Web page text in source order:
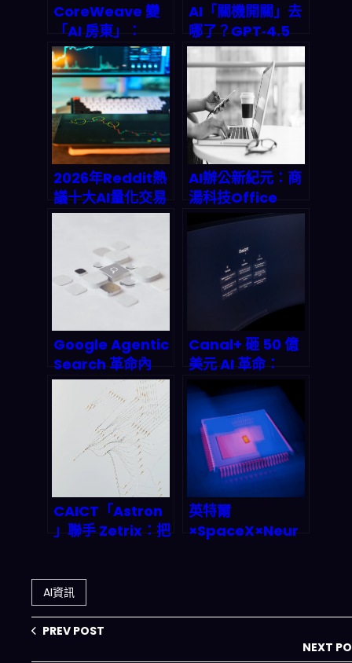
CoreWeave 變
「AI 房東」：
Meta、
Anthropic 的
GPU 住房合同，
2026 之後為什麼
你要重新看待 AI
基礎建設
AI「關機開關」去
哪了？GPT‑4.5
等 LLM 部署後，企
業如何做可追蹤、
可回滾的停止控制
2026年Reddit熱
議十大AI量化交易
機器人：紅迪網友
心策略
AI辦公新紀元：商
湯科技Office
Raccoon如何用
OpenClaw生態
系改寫規則？
Google Agentic
Search 革命內
幕：AI 代理如何從
搜尋走向全自動執
行，重塑 2026 兆
級市場格局
Canal+ 砸 50 億
美元 AI 革命：
OpenAI +
Google Cloud
如何顛覆 Netflix
的content
throne？
CAICT「Astron
」聯手 Zetrix：把
任層，2026 起鏈
上可驗證數據要怎
麼接？
英特爾
×SpaceX×Neur
AI資訊
PREV POST
NEXT